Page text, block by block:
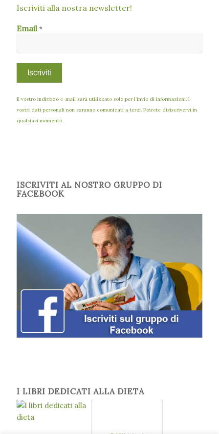
Iscriviti alla nostra newsletter!
Email *
Il vostro indirizzo e-mail sarà utilizzato solo per l'invio di informazioni. I
vostri dati personali non saranno comunicati a terzi. Potrete disiscrivervi in
qualsiasi momento.
ISCRIVITI AL NOSTRO GRUPPO DI
FACEBOOK
I LIBRI DEDICATI ALLA DIETA